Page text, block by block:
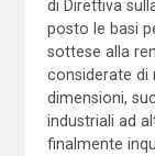
di Direttiva
posto le basi
sottese alla
considerate di
dimensioni,
industriali ad
finalmente